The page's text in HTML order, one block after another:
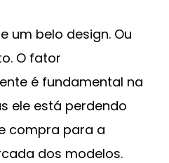
um belo design. Ou
O fator
é fundamental na
ele está perdendo
compra para a
dos modelos.